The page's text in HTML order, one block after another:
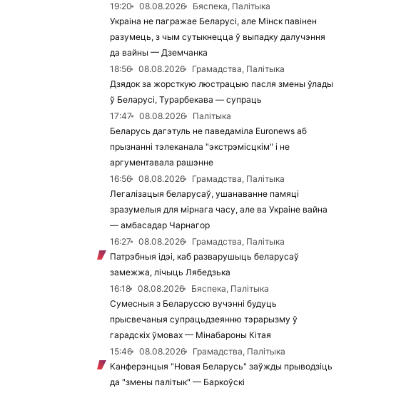
19:20
08.08.2026
Бяспека, Палітыка
Украіна не пагражае Беларусі, але Мінск павінен
разумець, з чым сутыкнецца ў выпадку далучэння
да вайны — Дземчанка
18:56
08.08.2026
Грамадства, Палітыка
Дзядок за жорсткую люстрацыю пасля змены ўлады
ў Беларусі, Турарбекава — супраць
17:47
08.08.2026
Палітыка
Беларусь дагэтуль не паведаміла Euronews аб
прызнанні тэлеканала "экстрэмісцкім" і не
аргументавала рашэнне
16:56
08.08.2026
Грамадства, Палітыка
Легалізацыя беларусаў, ушанаванне памяці
зразумелыя для мірнага часу, але ва Украіне вайна
— амбасадар Чарнагор
16:27
08.08.2026
Грамадства, Палітыка
Патрэбныя ідэі, каб разварушыць беларусаў
замежжа, лічыць Лябедзька
16:18
08.08.2026
Бяспека, Палітыка
Сумесныя з Беларуссю вучэнні будуць
прысвечаныя супрацьдзеянню тэрарызму ў
гарадскіх ўмовах — Мінабароны Кітая
15:46
08.08.2026
Грамадства, Палітыка
Канферэнцыя "Новая Беларусь" заўжды прыводзіць
да "змены палітык" — Баркоўскі